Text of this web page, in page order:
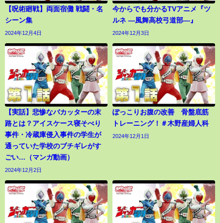
【呪術廻戦】両面宿儺 戦闘・名
シーン集
2024年12月4日
今からでも分かるTVアニメ『ツ
ルネ ―風舞高校弓道部―』
2024年12月3日
【実話】悲惨なバカッターの末
路とは？アイスケース寝そべり
事件・冷蔵庫侵入事件の学生が
通っていた学校のブチギレがす
ごい…（マンガ動画）
2024年12月2日
ぽっこりお腹の改善 骨盤底筋
トレーニング！＃木野産婦人科
2024年12月1日